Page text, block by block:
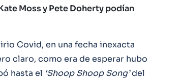
Moss y Pete Doherty podían
Covid, en una fecha inexacta
claro, como era de esperar hubo
hasta el ‘Shoop Shoop Song’del